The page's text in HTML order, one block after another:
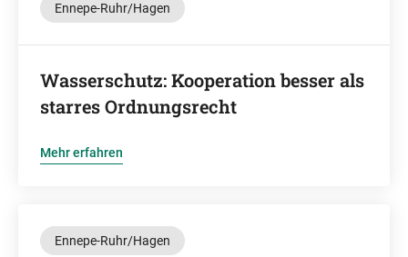
Ennepe-Ruhr/Hagen
Wasserschutz: Kooperation besser als
starres Ordnungsrecht
Mehr erfahren
Ennepe-Ruhr/Hagen